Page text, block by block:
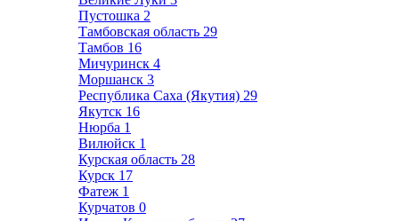
Пустошка 2
Тамбовская область 29
Тамбов 16
Мичуринск 4
Моршанск 3
Республика Саха (Якутия) 29
Якутск 16
Нюрба 1
Вилюйск 1
Курская область 28
Курск 17
Фатеж 1
Курчатов 0